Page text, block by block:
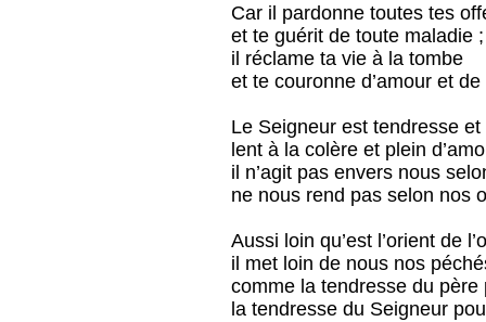
Car il pardonne toutes tes
et te guérit de toute maladie ;
il réclame ta vie à la tombe
et te couronne d’amour et
Le Seigneur est tendresse et
lent à la colère et plein
il n’agit pas envers nous
ne nous rend pas selon nos
Aussi loin qu’est l’orient de
il met loin de nous nos
comme la tendresse du père
la tendresse du Seigneur